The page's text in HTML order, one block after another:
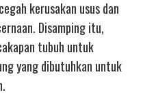
kerusakan usus dan
Disamping itu,
tubuh untuk
yang dibutuhkan untuk